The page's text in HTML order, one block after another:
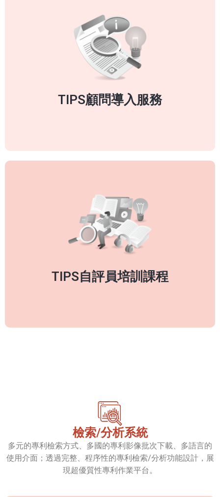
TIPS顧問導入服務
TIPS顧問導入服務
1. 滿足公司治理評鑑指標2.27項
2. 公司治理評鑑總分+1 ， CP值最高認證
3. 提升企業競爭力-用智財保護技術
4. 擴大企業市場營運自由度-不自由毋寧死
了解更多
TIPS自評員培訓課程
TIPS自評員培訓課程
1. 授課經驗最豐富-蟬聯「 TIPS培訓課程組織認證」
2. 課程培訓品質保證-2022年滿意度平均4.7分(總分5分)
3. 輔導能量全台居冠-輔導廠商實績45+
4. 2022年實戰成績-通過驗證13+，全數ALL PASS
了解更多
檢索/分析系統
多元的專利檢索方式、多國的專利影像批次下載、多語言的
使用介面；透過完整、程序性的專利檢索/分析功能設計，展
現超優質性專利作業平台。